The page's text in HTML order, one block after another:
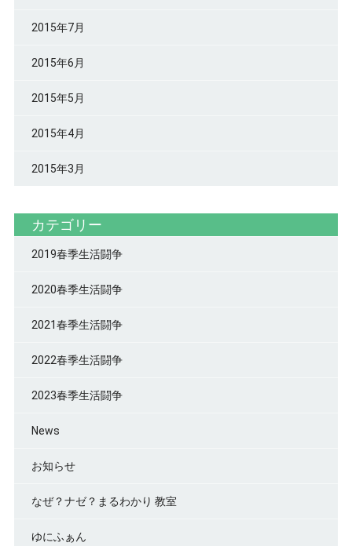
2015年7月
2015年6月
2015年5月
2015年4月
2015年3月
カテゴリー
2019春季生活闘争
2020春季生活闘争
2021春季生活闘争
2022春季生活闘争
2023春季生活闘争
News
お知らせ
なぜ？ナゼ？まるわかり 教室
ゆにふぁん